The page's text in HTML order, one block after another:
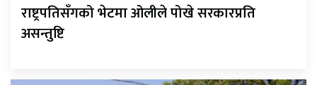
राष्ट्रपतिसँगको भेटमा ओलीले पोखे सरकारप्रति
असन्तुष्टि